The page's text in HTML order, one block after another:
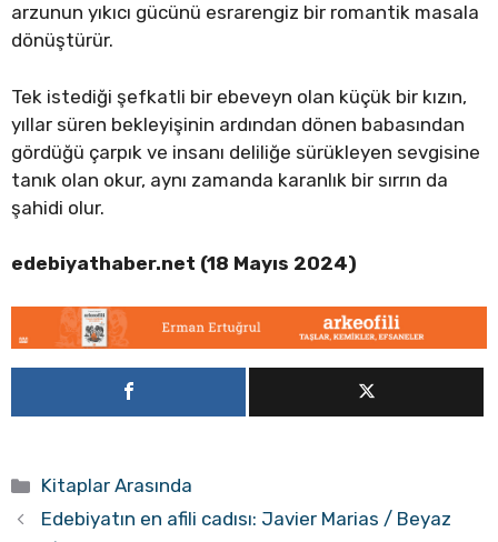
arzunun yıkıcı gücünü esrarengiz bir romantik masala
dönüştürür.
Tek istediği şefkatli bir ebeveyn olan küçük bir kızın,
yıllar süren bekleyişinin ardından dönen babasından
gördüğü çarpık ve insanı deliliğe sürükleyen sevgisine
tanık olan okur, aynı zamanda karanlık bir sırrın da
şahidi olur.
edebiyathaber.net (18 Mayıs 2024)
Kategoriler
Kitaplar Arasında
Edebiyatın en afili cadısı: Javier Marias / Beyaz